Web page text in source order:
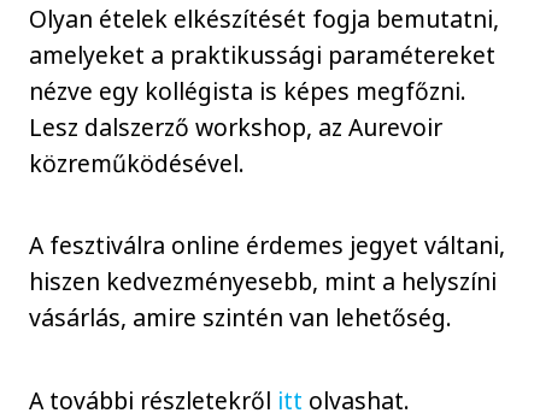
Olyan ételek elkészítését fogja bemutatni,
amelyeket a praktikussági paramétereket
nézve egy kollégista is képes megfőzni.
Lesz dalszerző workshop, az Aurevoir
közreműködésével.
A fesztiválra online érdemes jegyet váltani,
hiszen kedvezményesebb, mint a helyszíni
vásárlás, amire szintén van lehetőség.
A további részletekről itt olvashat.